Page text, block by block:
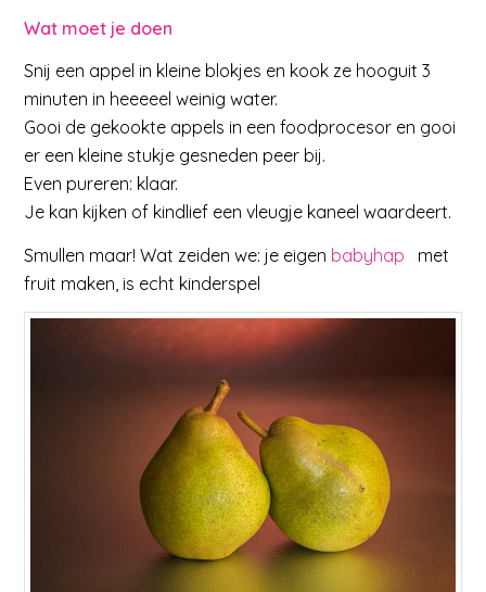
Wat moet je doen
Snij een appel in kleine blokjes en kook ze hooguit 3
minuten in heeeeel weinig water.
Gooi de gekookte appels in een foodprocesor en gooi
er een kleine stukje gesneden peer bij.
Even pureren: klaar.
Je kan kijken of kindlief een vleugje kaneel waardeert.
Smullen maar! Wat zeiden we: je eigen babyhap
met
fruit maken, is echt kinderspel